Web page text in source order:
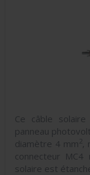
Ce câble
panneau
diamètre 4 mm2
connecteur
solaire est